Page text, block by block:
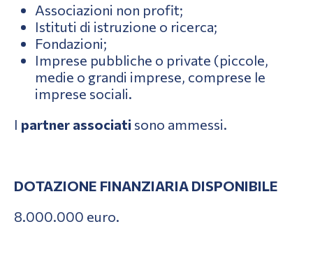
Associazioni non profit;
Istituti di istruzione o ricerca;
Fondazioni;
Imprese pubbliche o private (piccole,
medie o grandi imprese, comprese le
imprese sociali.
I partner associati sono ammessi.
DOTAZIONE FINANZIARIA DISPONIBILE
8.000.000 euro.